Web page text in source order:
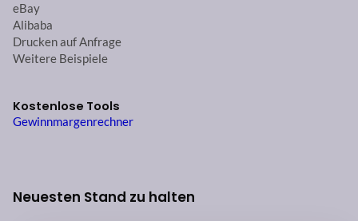
eBay
Alibaba
Drucken auf Anfrage
Weitere Beispiele
Kostenlose Tools
Gewinnmargenrechner
Neuesten Stand zu halten